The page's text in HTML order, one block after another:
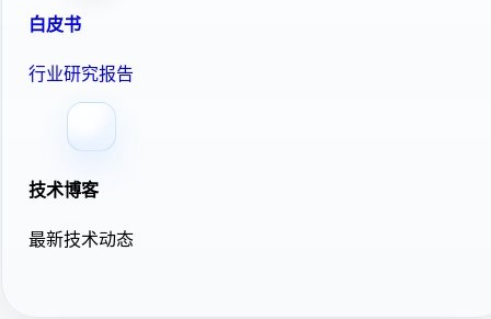
白皮书
行业研究报告
技术博客
最新技术动态